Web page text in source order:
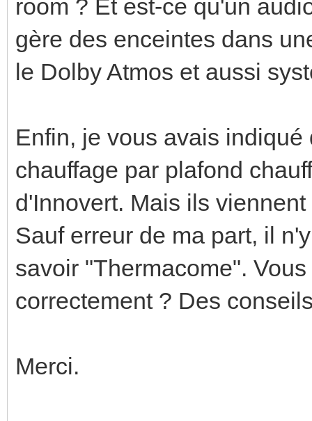
room ? Et est-ce qu'un
gère des enceintes dans
le Dolby Atmos et aussi
Enfin, je vous avais
chauffage par plafond
d'Innovert. Mais ils
Sauf erreur de ma part, il
savoir "Thermacome".
correctement ? Des
Merci.